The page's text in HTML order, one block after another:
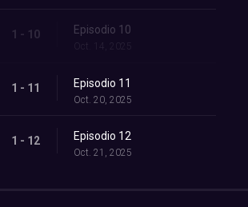
1 - 10 Episodio 10
1 - 11 Episodio 11
Oct. 20, 2025
1 - 12 Episodio 12
Oct. 21, 2025